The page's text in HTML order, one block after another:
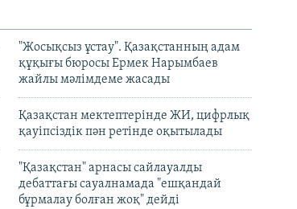
"Жосықсыз ұстау". Қазақстанның адам
құқығы бюросы Ермек Нарымбаев
жайлы мәлімдеме жасады
Қазақстан мектептерінде ЖИ, цифрлық
қауіпсіздік пән ретінде оқытылады
"Қазақстан" арнасы сайлауалды
дебаттағы сауалнамада "ешқандай
бұрмалау болған жоқ" дейді